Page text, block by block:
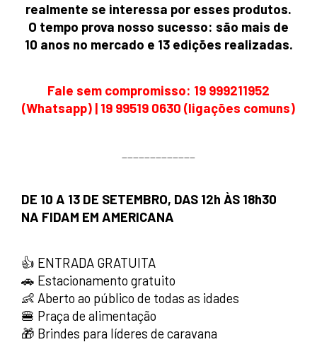
realmente se interessa por esses produtos.
O tempo prova nosso sucesso: são mais de
10 anos no mercado e 13 edições realizadas.
Fale sem compromisso: 19 999211952
(Whatsapp) | 19 99519 0630 (ligações comuns)
DE 10 A 13 DE SETEMBRO, DAS 12h ÀS 18h30
NA FIDAM EM AMERICANA
👍 ENTRADA GRATUITA
🚗 Estacionamento gratuito
👶 Aberto ao público de todas as idades
🍔 Praça de alimentação
🎁 Brindes para líderes de caravana